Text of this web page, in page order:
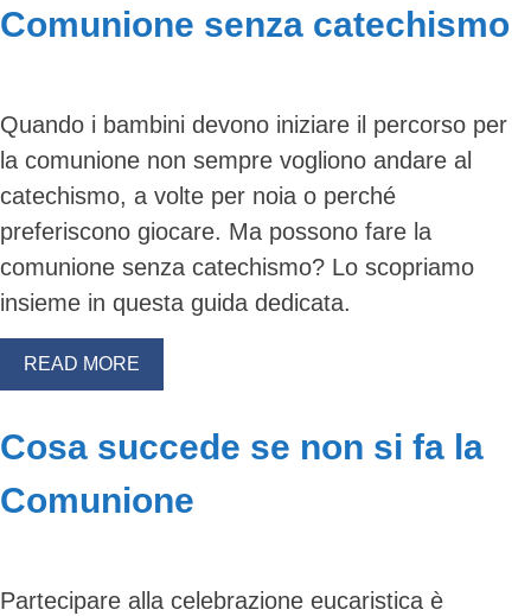
Comunione senza catechismo
Quando i bambini devono iniziare il percorso per
la comunione non sempre vogliono andare al
catechismo, a volte per noia o perché
preferiscono giocare. Ma possono fare la
comunione senza catechismo? Lo scopriamo
insieme in questa guida dedicata.
READ MORE
Cosa succede se non si fa la
Comunione
Partecipare alla celebrazione eucaristica è